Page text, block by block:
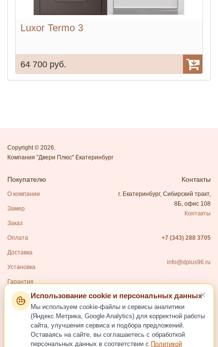
Luxor Termo 3
64 700 руб.
Copyright © 2026.
Компания "Двери Плюс" Екатеринбург
Покупателю
О компании
Замер
Заказ
Оплата
Доставка
Установка
Гарантия
Контакты
г. Екатеринбург, Сибирский тракт,
8Б, офис 108
Контакты
+7 (343) 288 3705
info@dplus96.ru
Каталог
Входные двери
Межкомнатные двери
Фурнитура для дверей
Использование cookie и персональных данных
Мы используем cookie-файлы и сервисы аналитики
(Яндекс.Метрика, Google Analytics) для корректной работы
сайта, улучшения сервиса и подбора предложений.
Оставаясь на сайте, вы соглашаетесь с обработкой
персональных данных в соответствии с
Политикой